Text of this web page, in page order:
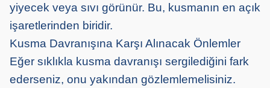
yiyecek veya sıvı görünür. Bu, kusmanın en açık
işaretlerinden biridir.
Kusma Davranışına Karşı Alınacak Önlemler
Eğer sıklıkla kusma davranışı sergilediğini fark
ederseniz, onu yakından gözlemlemelisiniz.